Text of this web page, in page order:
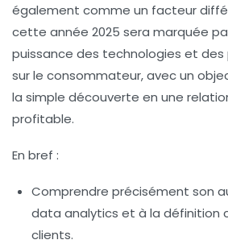
également comme un facteur
cette année 2025 sera marquée
puissance des technologies et
sur le consommateur, avec un
la simple découverte en une
profitable.
En bref :
Comprendre précisément son
data analytics et à la définition
clients.